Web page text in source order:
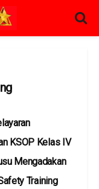
KSOP Kelas IV
Mengadakan
Training